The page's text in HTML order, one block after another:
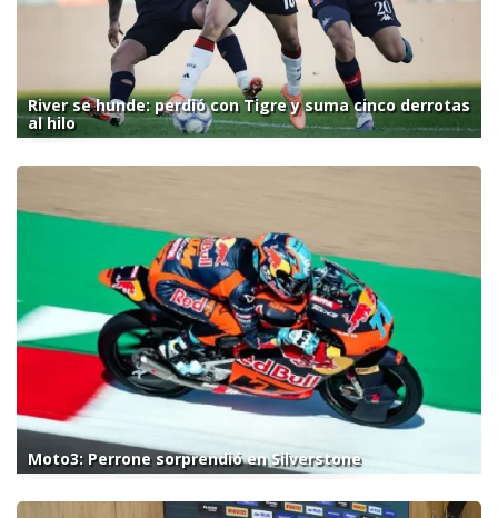
River se hunde: perdió con Tigre y suma cinco derrotas
al hilo
Moto3: Perrone sorprendió en Silverstone